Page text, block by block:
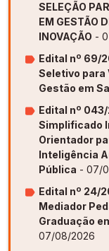
SELEÇÃO
EM GESTÃO
INOVAÇÃO -
Edital nº 69/
Seletivo para
Gestão em
Edital nº
Simplificado
Orientador
Inteligência
Pública - 07/
Edital nº 24/
Mediador
Graduação
07/08/2026
Gestão Escolar
Gestão Escolar
Gestão Escolar
Gestão Escolar
Gestão Escolar